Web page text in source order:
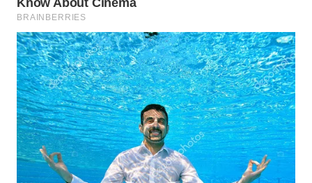
WN
PRIANGAN
TIMUR
WN
SEMARANG
WN
SOLO
WN